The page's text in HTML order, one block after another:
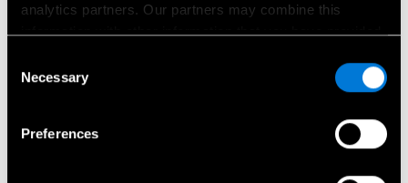
analytics partners. Our partners may combine this
information with other information that you have provided
their services.
settings displayed in this banner. You can withdraw or
Selection
Necessary
Preferences